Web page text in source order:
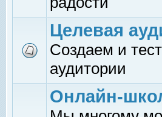
Целевая
Создаем и
аудитории
Онлайн-